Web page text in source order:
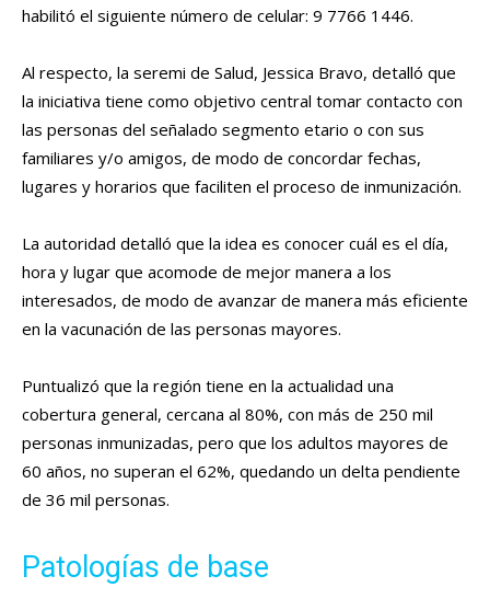
habilitó el siguiente número de celular: 9 7766 1446.
Al respecto, la seremi de Salud, Jessica Bravo, detalló que
la iniciativa tiene como objetivo central tomar contacto con
las personas del señalado segmento etario o con sus
familiares y/o amigos, de modo de concordar fechas,
lugares y horarios que faciliten el proceso de inmunización.
La autoridad detalló que la idea es conocer cuál es el día,
hora y lugar que acomode de mejor manera a los
interesados, de modo de avanzar de manera más eficiente
en la vacunación de las personas mayores.
Puntualizó que la región tiene en la actualidad una
cobertura general, cercana al 80%, con más de 250 mil
personas inmunizadas, pero que los adultos mayores de
60 años, no superan el 62%, quedando un delta pendiente
de 36 mil personas.
Patologías de base